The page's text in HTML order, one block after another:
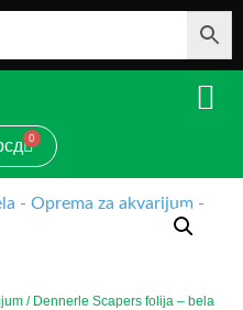
0
Cart
/ Dennerle Scapers folija – bela